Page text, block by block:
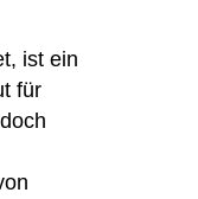
ist ein
für